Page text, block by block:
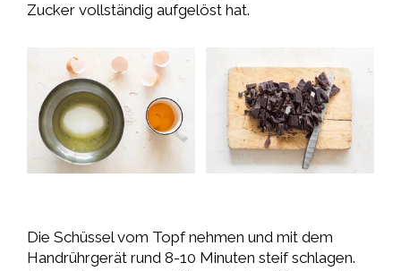
Zucker vollständig aufgelöst hat.
Die Schüssel vom Topf nehmen und mit dem
Handrührgerät rund 8-10 Minuten steif schlagen.